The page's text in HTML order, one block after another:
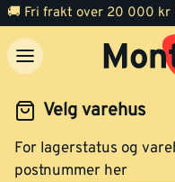
Velg varehus
For lagerstatus og
postnummer her
Jernvare Bil og